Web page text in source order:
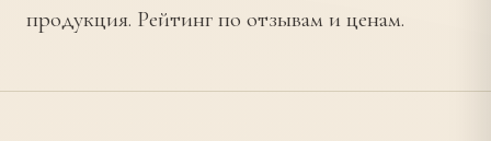
продукция. Рейтинг по отзывам и ценам.